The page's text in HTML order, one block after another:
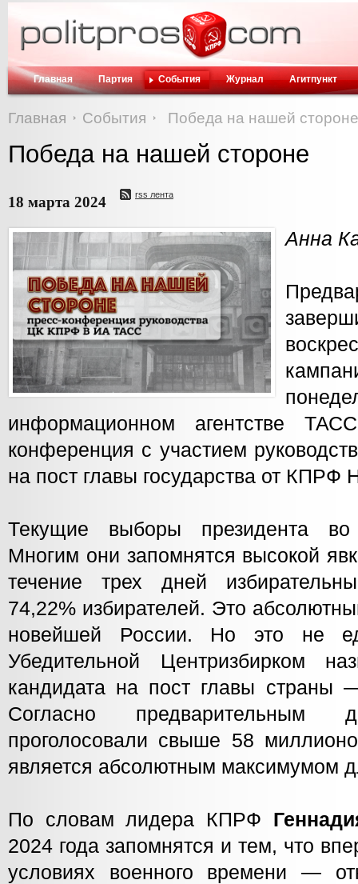
Главная Партия События Журнал Агитпункт
Главная События Победа на нашей стороне
Победа на нашей стороне
18 марта 2024 rss лента
Анна
информационном агентстве
конференция с участием
на пост главы государства от КПРФ
Текущие выборы президента
Многим они запомнятся высокой
течение трех дней
74,22% избирателей. Это
новейшей России. Но это не
Убедительной Центризбирком
кандидата на пост главы страны
Согласно
проголосовали свыше 58
является абсолютным максимумом
По словам лидера КПРФ
2024 года запомнятся и тем, что
условиях военного времени —